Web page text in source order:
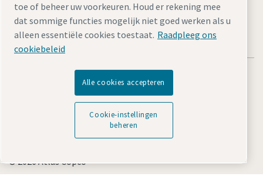
Juridische kennisgevingen en privacyverklaringen
Cookie-instellingen beherenToegankelijkheid
© 2026 Atlas Copco
toe of beheer uw voorkeuren. Houd er rekening mee
dat sommige functies mogelijk niet goed werken als u
alleen essentiële cookies toestaat. Raadpleeg ons
cookiebeleid
Alle cookies accepteren
Cookie-instellingen
beheren